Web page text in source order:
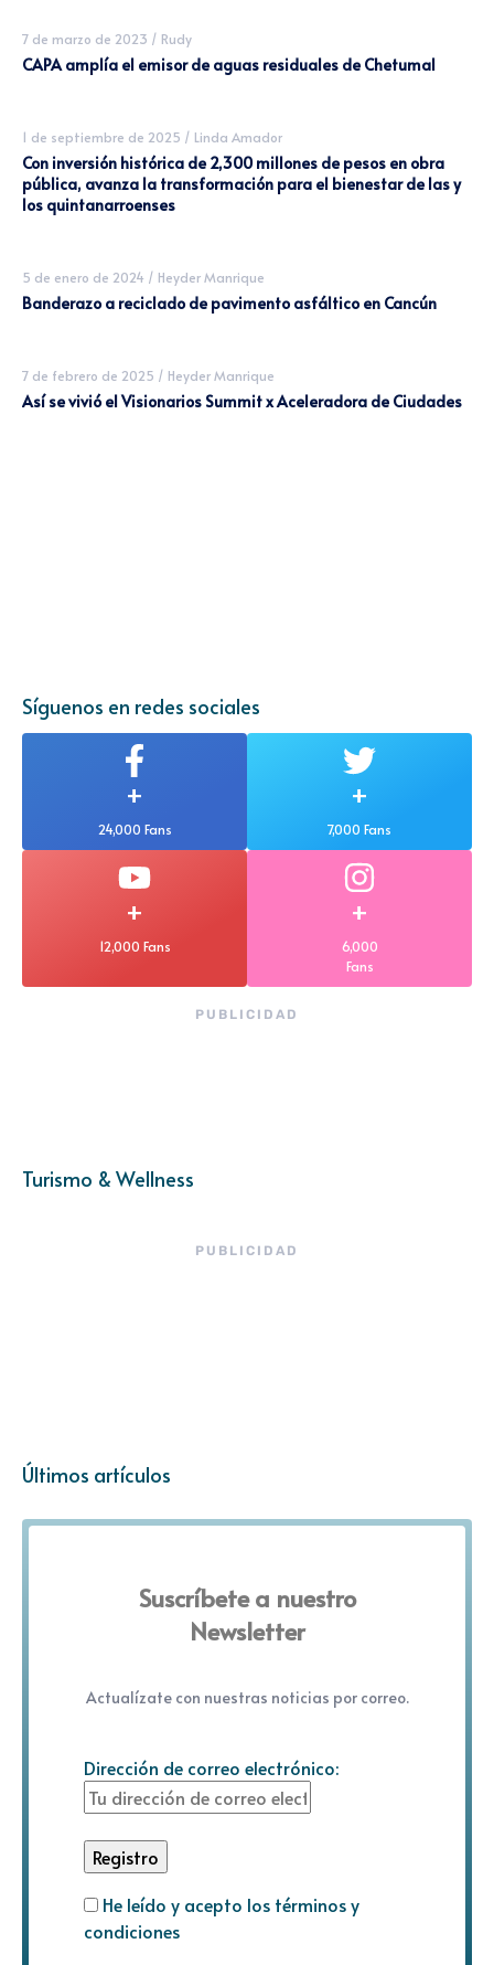
7 de marzo de 2023 / Rudy
CAPA amplía el emisor de aguas residuales de Chetumal
1 de septiembre de 2025 / Linda Amador
Con inversión histórica de 2,300 millones de pesos en obra
pública, avanza la transformación para el bienestar de las y
los quintanarroenses
5 de enero de 2024 / Heyder Manrique
Banderazo a reciclado de pavimento asfáltico en Cancún
7 de febrero de 2025 / Heyder Manrique
Así se vivió el Visionarios Summit x Aceleradora de Ciudades
Síguenos en redes sociales
+
24,000 Fans
+
7,000 Fans
+
12,000 Fans
+
6,000
Fans
PUBLICIDAD
Turismo & Wellness
PUBLICIDAD
Últimos artículos
Suscríbete a nuestro
Newsletter
Actualízate con nuestras noticias por correo.
Dirección de correo electrónico:
He leído y acepto los términos y
condiciones